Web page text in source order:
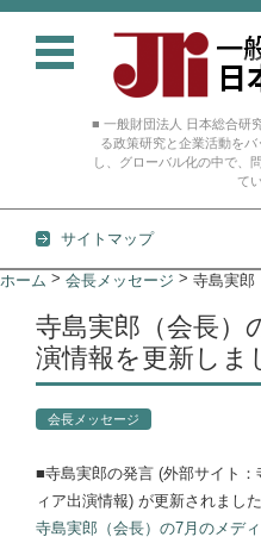
■ 一般財団法人 日本総合研
る政策研究と企業活動を
し、グローバル化の中で、
て
サイトマップ
コンテンツに移動
ホーム > 会長メッセージ >
寺島実郎（会長）
演情報を更新しま
会長メッセージ
■寺島実郎の発言 (外部サイト
ィア出演情報) が更新されまし
寺島実郎（会長）の7月のメデ